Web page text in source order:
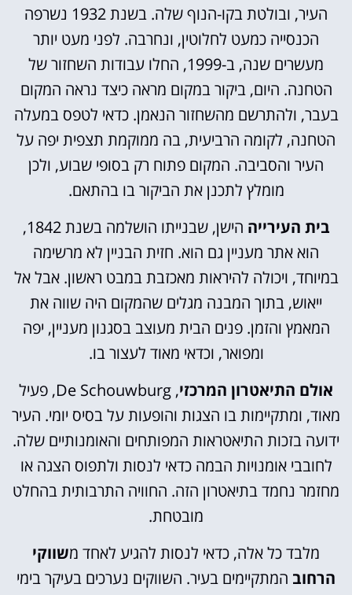
העיר, ובולטת בקו-הנוף שלה. בשנת 1932 נשרפה
הכנסייה כמעט לחלוטין, ונחרבה. לפני מעט יותר
מעשרים שנה, ב-1999, החלו עבודות השחזור של
הטחנה. היום, ביקור במקום מראה כיצד נראה המקום
בעבר, ולהתרשם מהשחזור הנאמן. כדאי לטפס במעלה
הטחנה, לקומה הרביעית, בה ממוקמת תצפית יפה על
העיר והסביבה. המקום פתוח רק בסופי שבוע, ולכן
מומלץ לתכנן את הביקור בו בהתאם.
בית העירייה
הישן, שבנייתו הושלמה בשנת 1842,
הוא אתר מעניין גם הוא. חזית הבניין לא מרשימה
במיוחד, ויכולה להיראות מאכזבת במבט ראשון. אבל אל
ייאוש, בתוך המבנה מגלים שהמקום היה שווה את
המאמץ והזמן. פנים הבית מעוצב בסגנון מעניין, יפה
ומפואר, וכדאי מאוד לעצור בו.
אולם התיאטרון המרכזי
, De Schouwburg, פעיל
מאוד, ומתקיימות בו הצגות והופעות על בסיס יומי. העיר
ידועה בזכות התיאטראות המפותחים והאומנותיים שלה.
לחובבי אומנויות הבמה כדאי לנסות ולתפוס הצגה או
מחזמר נחמד בתיאטרון הזה. החוויה התרבותית בהחלט
מובטחת.
מלבד כל אלה, כדאי לנסות להגיע לאחד משווקי
הרחוב המתקיימים בעיר. השווקים נערכים בעיקר בימי